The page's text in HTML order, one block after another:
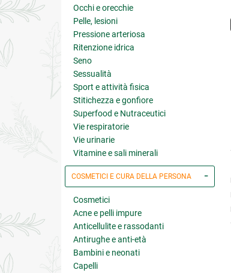
Occhi e orecchie
Pelle, lesioni
Pressione arteriosa
Ritenzione idrica
Seno
Sessualità
Sport e attività fisica
Stitichezza e gonfiore
Superfood e Nutraceutici
Vie respiratorie
Vie urinarie
Vitamine e sali minerali
COSMETICI E CURA DELLA PERSONA
Cosmetici
Acne e pelli impure
Anticellulite e rassodanti
Antirughe e anti-età
Bambini e neonati
Capelli
Forte
(-20%)
Fard Duetto Biologico con
€ 25.50